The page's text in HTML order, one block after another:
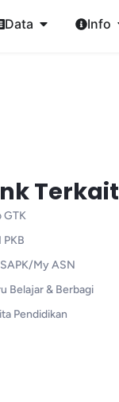
Data Info
Terkait
GTK
PKB
My ASN
Belajar & Berbagi
Pendidikan